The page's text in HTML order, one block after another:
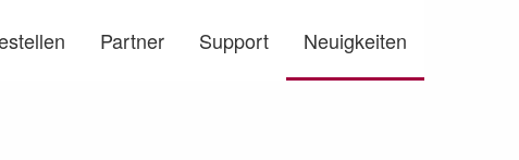
Partner Support Neuigkeiten